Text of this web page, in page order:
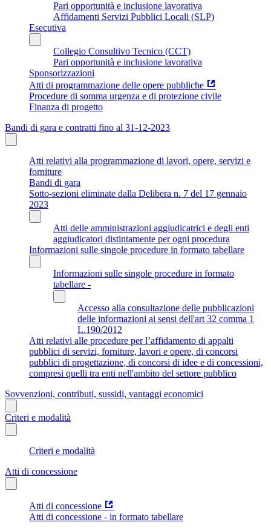
Pari opportunità e inclusione lavorativa
Affidamenti Servizi Pubblici Locali (SLP)
Esecutiva
Collegio Consultivo Tecnico (CCT)
Pari opportunità e inclusione lavorativa
Sponsorizzazioni
Atti di programmazione delle opere pubbliche
Procedure di somma urgenza e di protezione civile
Finanza di progetto
Bandi di gara e contratti fino al 31-12-2023
Atti relativi alla programmazione di lavori, opere, servizi e
forniture
Bandi di gara
Sotto-sezioni eliminate dalla Delibera n. 7 del 17 gennaio
2023
Atti delle amministrazioni aggiudicatrici e degli enti
aggiudicatori distintamente per ogni procedura
Informazioni sulle singole procedure in formato tabellare
Informazioni sulle singole procedure in formato
tabellare -
Accesso alla consultazione delle pubblicazioni
delle informazioni ai sensi dell'art 32 comma 1
L.190/2012
Atti relativi alle procedure per l’affidamento di appalti
pubblici di servizi, forniture, lavori e opere, di concorsi
pubblici di progettazione, di concorsi di idee e di concessioni,
compresi quelli tra enti nell'ambito del settore pubblico
Sovvenzioni, contributi, sussidi, vantaggi economici
Criteri e modalità
Criteri e modalità
Atti di concessione
Atti di concessione
Atti di concessione - in formato tabellare